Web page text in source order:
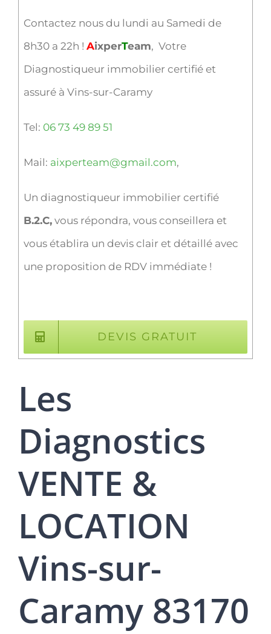
Contactez nous du lundi au Samedi de
8h30 a 22h ! AixperTeam, Votre
Diagnostiqueur immobilier certifié et
assuré à Vins-sur-Caramy
Tel: 06 73 49 89 51
Mail: aixperteam@gmail.com,
Un diagnostiqueur immobilier certifié
B.2.C,vous répondra, vous conseillera et
vous établira un devis clair et détaillé avec
une proposition de RDV immédiate !
DEVIS GRATUIT
Les
Diagnostics
VENTE &
LOCATION
Vins-sur-
Caramy 83170